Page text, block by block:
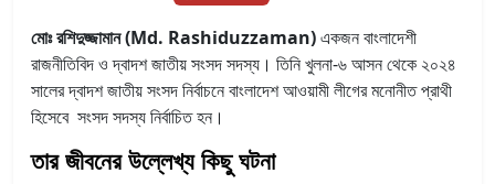
মোঃ রশিদুজ্জামান (Md. Rashiduzzaman)একজন বাংলাদেশী
রাজনীতিবিদ ও দ্বাদশ জাতীয় সংসদ সদস্য। তিনি খুলনা-৬ আসন থেকে ২০২৪
সালের দ্বাদশ জাতীয় সংসদ নির্বাচনে বাংলাদেশ আওয়ামী লীগের মনোনীত প্রাথী
হিসেবে সংসদ সদস্য নির্বাচিত হন।
তার জীবনের উল্লেখ্য কিছু ঘটনা